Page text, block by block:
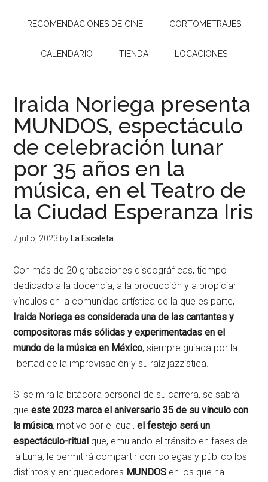
RECOMENDACIONES DE CINE CORTOMETRAJES
CALENDARIO TIENDA LOCACIONES
Iraida Noriega presenta
MUNDOS, espectáculo
de celebración lunar
por 35 años en la
música, en el Teatro de
la Ciudad Esperanza Iris
7 julio, 2023 by La Escaleta
Con más de 20 grabaciones discográficas, tiempo
dedicado a la docencia, a la producción y a propiciar
vínculos en la comunidad artística de la que es parte,
Iraida Noriega es considerada una de las cantantes y
compositoras más sólidas y experimentadas en el
mundo de la música en México, siempre guiada por la
libertad de la improvisación y su raíz jazzística.
Si se mira la bitácora personal de su carrera, se sabrá
queeste 2023 marca el aniversario 35 de su vínculo con
la música, motivo por el cual,el festejo será un
espectáculo-ritual que, emulando el tránsito en fases de
la Luna, le permitirá compartir con colegas y público los
distintos y enriquecedores MUNDOS en los que ha